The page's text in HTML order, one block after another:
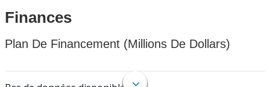
Finances
Plan De Financement (Millions De Dollars)